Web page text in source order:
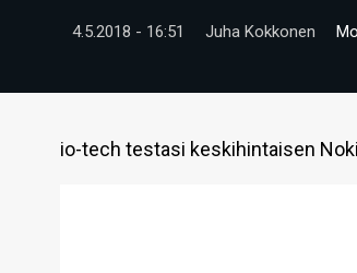
4.5.2018 - 16:51 Juha Kokkonen
io-tech testasi keskihintaisen